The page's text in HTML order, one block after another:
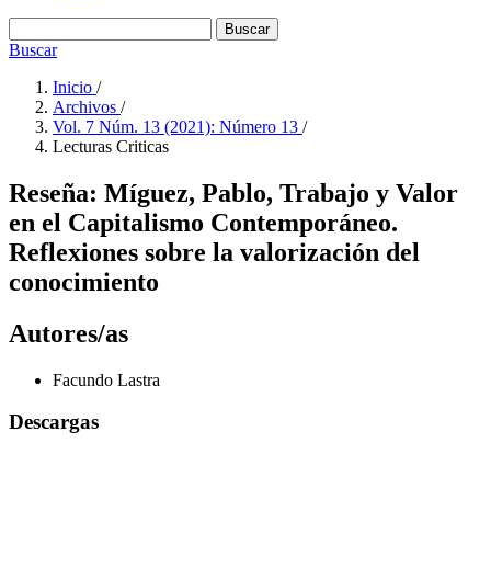
Buscar
Buscar
Inicio /
Archivos /
Vol. 7 Núm. 13 (2021): Número 13 /
Lecturas Criticas
Reseña: Míguez, Pablo, Trabajo y Valor
en el Capitalismo Contemporáneo.
Reflexiones sobre la valorización del
conocimiento
Autores/as
Facundo Lastra
Descargas